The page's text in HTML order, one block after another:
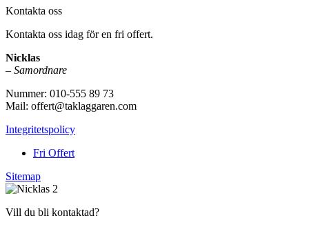
Kontakta oss
Kontakta oss idag för en fri offert.
Nicklas
– Samordnare
Nummer: 010-555 89 73
Mail: offert@taklaggaren.com
Integritetspolicy
Fri Offert
Sitemap
Vill du bli kontaktad?